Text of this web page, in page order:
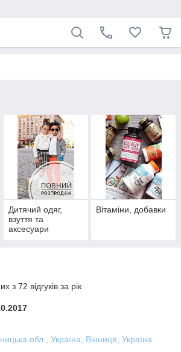
Дитячий одяг,
взуття та
аксесуари
Вітаміни, добавки
з 72 відгуків за рік
обл., Україна, Вінниця, Україна